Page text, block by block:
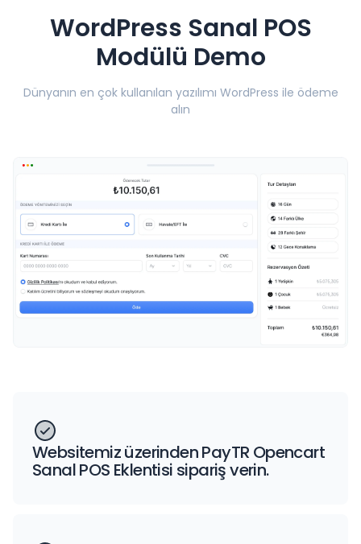
WordPress Sanal POS
Modülü Demo
Dünyanın en çok kullanılan yazılımı WordPress ile ödeme
alın
Websitemiz üzerinden PayTR Opencart
Sanal POS Eklentisi sipariş verin.